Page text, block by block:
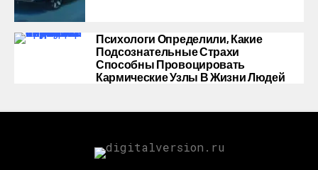
Психологи Определили, Какие
Подсознательные Страхи
Способны Провоцировать
Кармические Узлы В Жизни Людей